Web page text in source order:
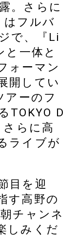
。さらに
はフルバ
で、『Li
一体と
ォーマン
開してい
アーのフ
TOKYO D
らに高
ライブが
目を迎
す高野の
チャンネ
しみくだ